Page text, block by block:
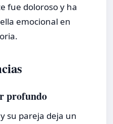
fue doloroso y ha
emocional en
profundo
su pareja deja un